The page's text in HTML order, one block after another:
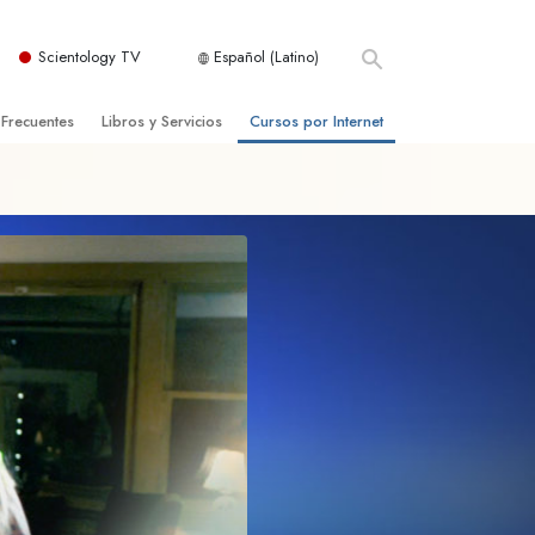
Scientology TV Español (Latino)
de Scientology
Libros y Servicios
Introductorias
Introductorias
Iniciales
Cursos por Internet
Los Componentes de la Comprensión
Soluciones para un Entorno Peligroso
El Matrimonio